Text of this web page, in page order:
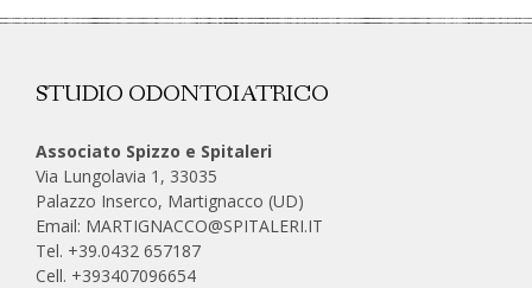
STUDIO ODONTOIATRICO
Associato Spizzo e Spitaleri
Via Lungolavia 1, 33035
Palazzo Inserco, Martignacco (UD)
Email: MARTIGNACCO@SPITALERI.IT
Tel. +39.0432 657187
Cell. +393407096654